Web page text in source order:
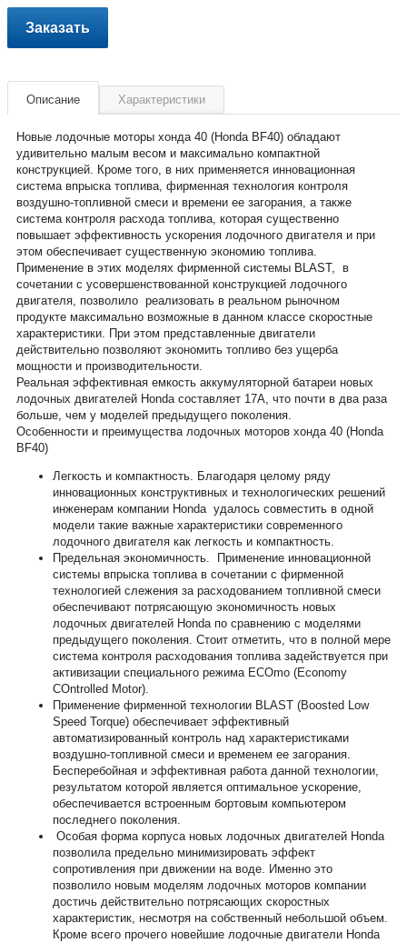
Заказать
Описание Характеристики
Новые лодочные моторы хонда 40 (Honda BF40) обладают
удивительно малым весом и максимально компактной
конструкцией. Кроме того, в них применяется инновационная
система впрыска топлива, фирменная технология контроля
воздушно-топливной смеси и времени ее загорания, а также
система контроля расхода топлива, которая существенно
повышает эффективность ускорения лодочного двигателя и при
этом обеспечивает существенную экономию топлива.
Применение в этих моделях фирменной системы BLAST, в
сочетании с усовершенствованной конструкцией лодочного
двигателя, позволило реализовать в реальном рыночном
продукте максимально возможные в данном классе скоростные
характеристики. При этом представленные двигатели
действительно позволяют экономить топливо без ущерба
мощности и производительности.
Реальная эффективная емкость аккумуляторной батареи новых
лодочных двигателей Honda составляет 17А, что почти в два раза
больше, чем у моделей предыдущего поколения.
Особенности и преимущества лодочных моторов хонда 40 (Honda
BF40)
Легкость и компактность. Благодаря целому ряду
инновационных конструктивных и технологических решений
инженерам компании Honda удалось совместить в одной
модели такие важные характеристики современного
лодочного двигателя как легкость и компактность.
Предельная экономичность. Применение инновационной
системы впрыска топлива в сочетании с фирменной
технологией слежения за расходованием топливной смеси
обеспечивают потрясающую экономичность новых
лодочных двигателей Honda по сравнению с моделями
предыдущего поколения. Стоит отметить, что в полной мере
система контроля расходования топлива задействуется при
активизации специального режима ECOmo (Economy
COntrolled Motor).
Применение фирменной технологии BLAST (Boosted Low
Speed Torque) обеспечивает эффективный
автоматизированный контроль над характеристиками
воздушно-топливной смеси и временем ее загорания.
Бесперебойная и эффективная работа данной технологии,
результатом которой является оптимальное ускорение,
обеспечивается встроенным бортовым компьютером
последнего поколения.
Особая форма корпуса новых лодочных двигателей Honda
позволила предельно минимизировать эффект
сопротивления при движении на воде. Именно это
позволило новым моделям лодочных моторов компании
достичь действительно потрясающих скоростных
характеристик, несмотря на собственный небольшой объем.
Кроме всего прочего новейшие лодочные двигатели Honda